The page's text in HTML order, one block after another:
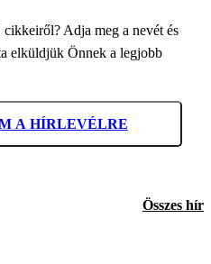
Adja meg a nevét és
elküldjük Önnek a legjobb
A HÍRLEVÉLRE
Összes hír